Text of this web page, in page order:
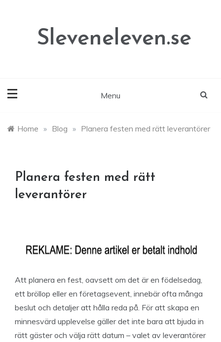
Sleveneleven.se
Menu
Home » Blog » Planera festen med rätt leverantörer
Planera festen med rätt
leverantörer
Att planera en fest, oavsett om det är en födelsedag,
ett bröllop eller en företagsevent, innebär ofta många
beslut och detaljer att hålla reda på. För att skapa en
minnesvärd upplevelse gäller det inte bara att bjuda in
rätt gäster och välja rätt datum – valet av leverantörer